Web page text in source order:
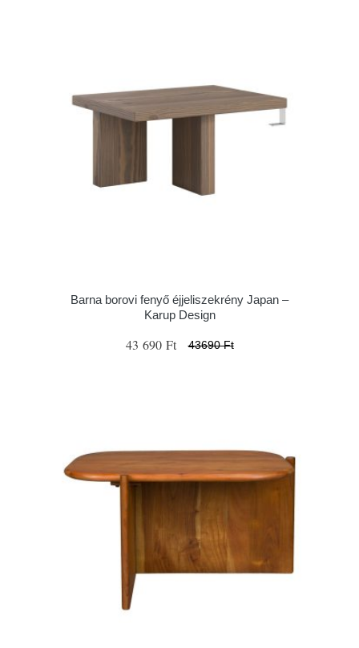
Barna borovi fenyő éjjeliszekrény Japan –
Karup Design
43 690 Ft 43690 Ft